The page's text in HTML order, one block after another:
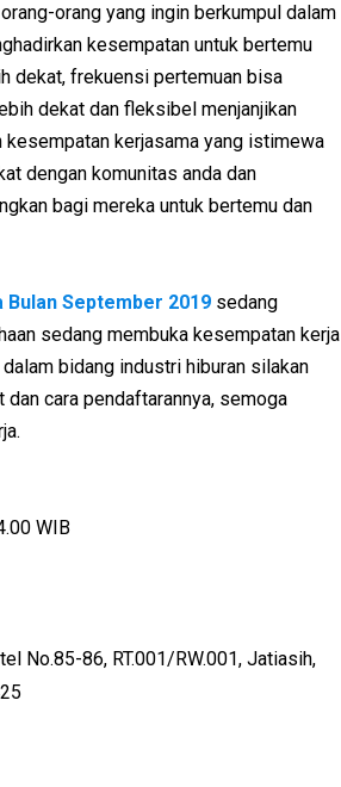
orang yang ingin berkumpul dalam
kesempatan untuk bertemu
dekat, frekuensi pertemuan bisa
dekat dan fleksibel menjanjikan
kerjasama yang istimewa
dengan komunitas anda dan
bagi mereka untuk bertemu dan
Bulan September 2019 sedang
sedang membuka kesempatan kerja
bidang industri hiburan silakan
cara pendaftarannya, semoga
WIB
No.85-86, RT.001/RW.001, Jatiasih,